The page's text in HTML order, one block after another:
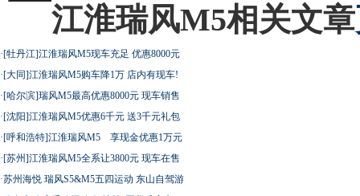
屌丝必看世界末日逃亡车
最强山寨 又奥迪又奔驰
江淮瑞风M5相关文章
·[牡丹江]江淮瑞风M5现车充足 优惠8000元
·[大同]江淮瑞风M5购车降1万 店内有现车!
·[哈尔滨]瑞风M5最高优惠8000元 现车销售
·[沈阳]江淮瑞风M5优惠6千元 送3千元礼包
·[呼和浩特]江淮瑞风M5 享现金优惠1万元
·[苏州]江淮瑞风M5全系让3800元 现车在售
·苏州海悦 瑞风S5&M5五四运动 东山自驾游